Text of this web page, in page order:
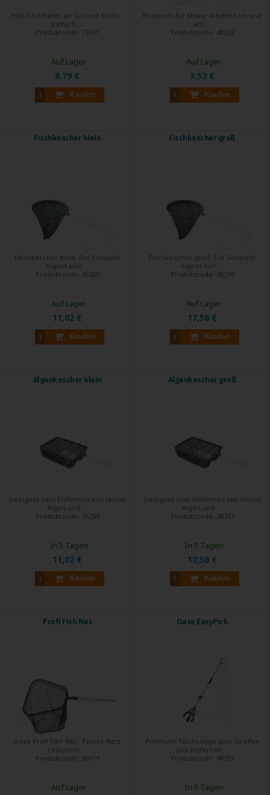
Hält Fischfutter an Ort und Stelle -
einfach ...
Produktcode: 73351
8,79 €
Kaufen
Auf Lager
Praktisch für kleine Arbeiten im und
am ...
Produktcode: 40292
3,52 €
Kaufen
Auf Lager
Fischkescher klein
Fischkescher klein. Die Schaufel
eignet sich ...
Produktcode: 36300
11,02 €
Kaufen
Auf Lager
Fischkescher groß
Fischkescher groß. Die Schaufel
eignet sich ...
Produktcode: 36299
17,58 €
Kaufen
Auf Lager
Algenkescher klein
Geeignet zum Entfernen von feinen
Algen und ...
Produktcode: 36298
11,02 €
Kaufen
In 5 Tagen
Algenkescher groß
Geeignet zum Entfernen von feinen
Algen und ...
Produktcode: 36297
17,58 €
Kaufen
In 5 Tagen
Profi Fish Net
Oase Profi Fish Net - Feines Netz
reduziert ...
Produktcode: 50079
Auf Lager
Oase EasyPick
Premium-Teichzange zum Greifen
und Entfernen ...
Produktcode: 40291
In 5 Tagen